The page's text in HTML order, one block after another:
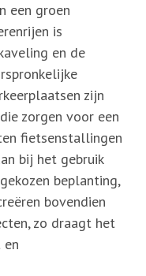
een groen
is
en de
zijn
zorgen voor een
fietsenstallingen
bij het gebruik
beplanting,
bovendien
zo draagt het